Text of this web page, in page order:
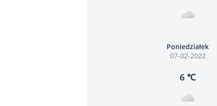
Poniedziałek
07-02-2022
6 ℃